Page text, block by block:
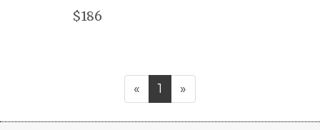
$186
« 1 »